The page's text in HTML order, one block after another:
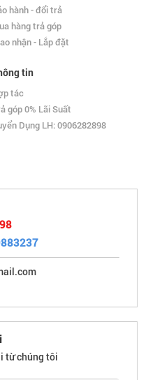
hành - đổi trả
hàng trả góp
nhận - Lắp đặt
tin
tác
góp 0% Lãi Suất
Dụng LH: 0906282898
từ chúng tôi